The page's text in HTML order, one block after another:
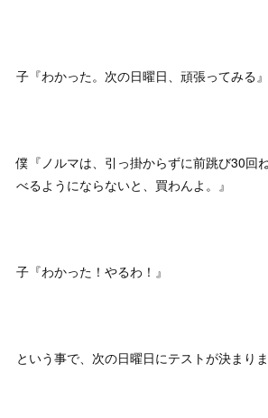
子『わかった。次の日曜日、頑張ってみる』
僕『ノルマは、引っ掛からずに前跳び30回
べるようにならないと、買わんよ。』
子『わかった！やるわ！』
という事で、次の日曜日にテストが決まりま